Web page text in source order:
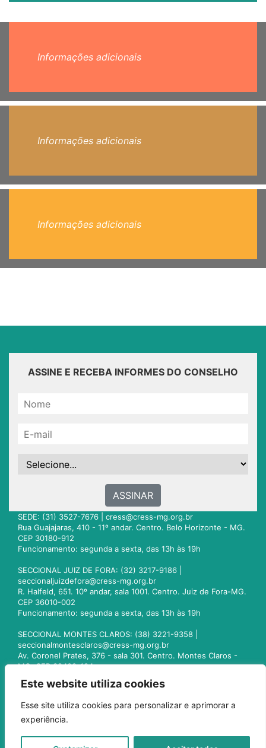
Este website utiliza cookies
Esse site utiliza cookies para personalizar e aprimorar a
experiência.
Informações adicionais
Informações adicionais
Informações adicionais
ASSINE E RECEBA INFORMES DO CONSELHO
ASSINAR
SEDE: (31) 3527-7676 | cress@cress-mg.org.br
Rua Guajajaras, 410 - 11º andar. Centro. Belo Horizonte - MG.
CEP 30180-912
Funcionamento: segunda a sexta, das 13h às 19h
SECCIONAL JUIZ DE FORA: (32) 3217-9186 |
seccionaljuizdefora@cress-mg.org.br
R. Halfeld, 651. 10º andar, sala 1001. Centro. Juiz de Fora-MG.
CEP 36010-002
Funcionamento: segunda a sexta, das 13h às 19h
SECCIONAL MONTES CLAROS: (38) 3221-9358 |
seccionalmontesclaros@cress-mg.org.br
Av. Coronel Prates, 376 - sala 301. Centro. Montes Claros -
MG. CEP 39400-104
seccionaluberlandia@cress-mg.org.br
Av. Afonso Pena, 547 - sala 101. Uberlândia - MG. CEP